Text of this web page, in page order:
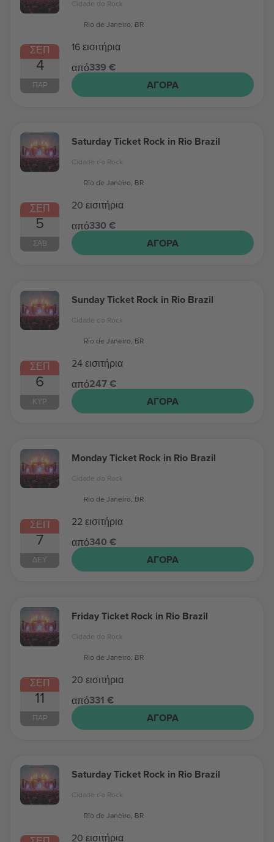
ΣΕΠ
4
ΠΑΡ
Cidade do Rock
Rio de Janeiro, BR
16 εισιτήρια
από339 €
ΑΓΟΡΆ
ΣΕΠ
5
ΣΆΒ
Saturday Ticket Rock in Rio Brazil
Cidade do Rock
Rio de Janeiro, BR
20 εισιτήρια
από330 €
ΑΓΟΡΆ
ΣΕΠ
6
ΚΥΡ
Sunday Ticket Rock in Rio Brazil
Cidade do Rock
Rio de Janeiro, BR
24 εισιτήρια
από247 €
ΑΓΟΡΆ
ΣΕΠ
7
ΔΕΥ
Monday Ticket Rock in Rio Brazil
Cidade do Rock
Rio de Janeiro, BR
22 εισιτήρια
από340 €
ΑΓΟΡΆ
ΣΕΠ
11
ΠΑΡ
Friday Ticket Rock in Rio Brazil
Cidade do Rock
Rio de Janeiro, BR
20 εισιτήρια
από331 €
ΑΓΟΡΆ
Saturday Ticket Rock in Rio Brazil
Cidade do Rock
Rio de Janeiro, BR
20 εισιτήρια